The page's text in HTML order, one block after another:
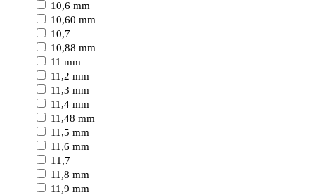
10,6 mm
10,60 mm
10,7
10,88 mm
11 mm
11,2 mm
11,3 mm
11,4 mm
11,48 mm
11,5 mm
11,6 mm
11,7
11,8 mm
11,9 mm